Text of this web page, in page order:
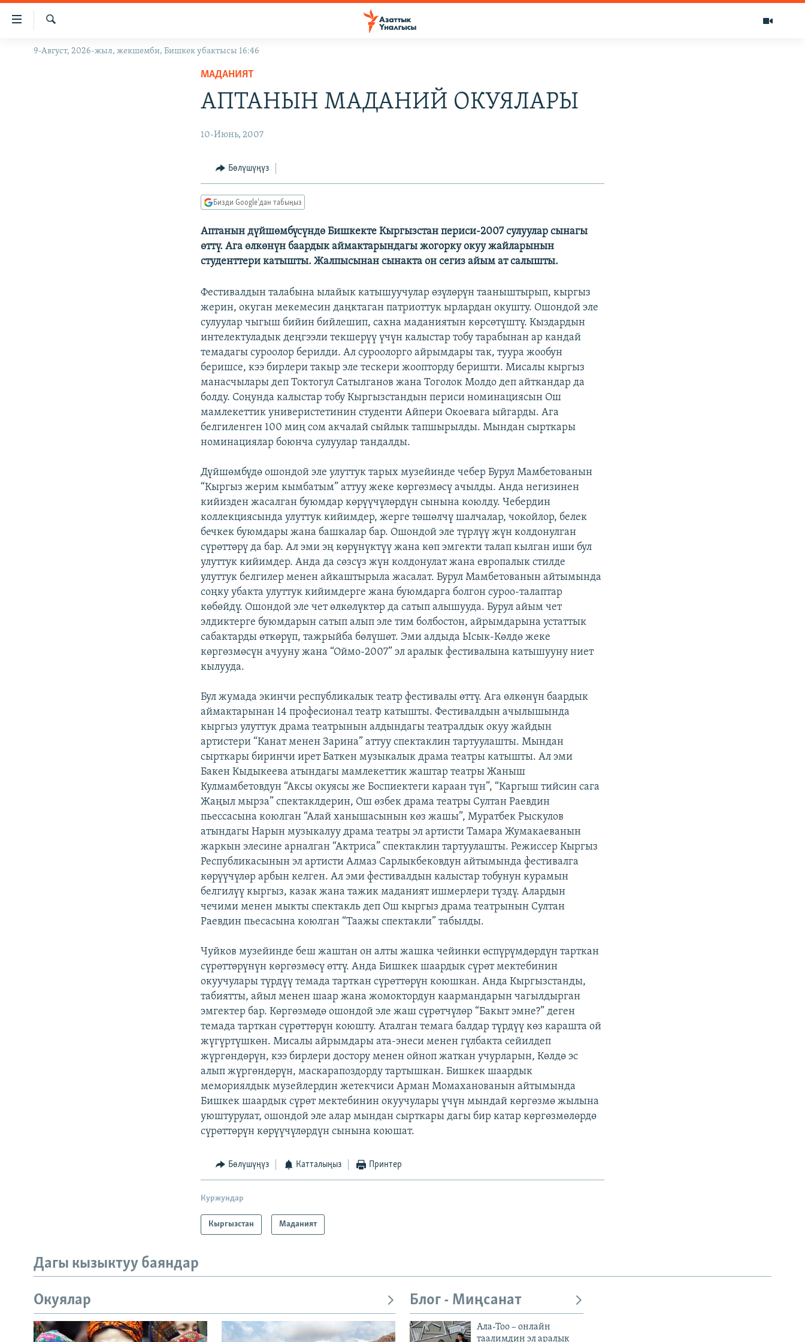
Линктер
Мазмунга
Навигацияга
ЖАҢЫЛЫКТАР
Издөө
9-Август, 2026-жыл, жекшемби, Бишкек убактысы 16:46
МАДАНИЯТ
АПТАНЫН МАДАНИЙ ОКУЯЛАРЫ
10-Июнь, 2007
Бөлүшүңүз
Бизди Google'дан табыңыз
Аптанын дүйшөмбүсүндө Бишкекте Кыргызстан периси-2007 сулуулар сынагы
өттү. Ага өлкөнүн баардык аймактарындагы жогорку окуу жайларынын
студенттери катышты. Жалпысынан сынакта он сегиз айым ат салышты.
Фестивалдын талабына ылайык катышуучулар өзүлөрүн тааныштырып, кыргыз
жерин, окуган мекемесин даңктаган патриоттук ырлардан окушту. Ошондой эле
сулуулар чыгыш бийин бийлешип, сахна маданиятын көрсөтүштү. Кыздардын
интелектуладык деңгээли текшерүү үчүн калыстар тобу тарабынан ар кандай
темадагы суроолор берилди. Ал суроолорго айрымдары так, туура жообун
беришсе, кээ бирлери такыр эле тескери жоопторду беришти. Мисалы кыргыз
манасчылары деп Токтогул Сатылганов жана Тоголок Молдо деп айткандар да
болду. Соңунда калыстар тобу Кыргызстандын периси номинациясын Ош
мамлекеттик универистетинин студенти Айпери Окоевага ыйгарды. Ага
белгиленген 100 миң сом акчалай сыйлык тапшырылды. Мындан сырткары
номинациялар боюнча сулуулар тандалды.
Дүйшөмбүдө ошондой эле улуттук тарых музейинде чебер Бурул Мамбетованын
“Кыргыз жерим кымбатым” аттуу жеке көргөзмөсү ачылды. Анда негизинен
кийизден жасалган буюмдар көрүүчүлөрдүн сынына коюлду. Чебердин
коллекциясында улуттук кийимдер, жерге төшөлчү шалчалар, чокойлор, белек
бечкек буюмдары жана башкалар бар. Ошондой эле түрлүү жүн колдонулган
сүрөттөрү да бар. Ал эми эң көрүнүктүү жана көп эмгекти талап кылган иши бул
улуттук кийимдер. Анда да сөзсүз жүн колдонулат жана европалык стилде
улуттук белгилер менен айкаштырыла жасалат. Бурул Мамбетованын айтымында
соңку убакта улуттук кийимдерге жана буюмдарга болгон суроо-талаптар
көбөйдү. Ошондой эле чет өлкөлүктөр да сатып алышууда. Бурул айым чет
элдиктерге буюмдарын сатып алып эле тим болбостон, айрымдарына устаттык
сабактарды өткөрүп, тажрыйба бөлүшөт. Эми алдыда Ысык-Көлдө жеке
көргөзмөсүн ачууну жана “Оймо-2007” эл аралык фестивалына катышууну ниет
кылууда.
Бул жумада экинчи республикалык театр фестивалы өттү. Ага өлкөнүн баардык
аймактарынан 14 професионал театр катышты. Фестивалдын ачылышында
кыргыз улуттук драма театрынын алдындагы театралдык окуу жайдын
артистери “Канат менен Зарина” аттуу спектаклин тартуулашты. Мындан
сырткары биринчи ирет Баткен музыкалык драма театры катышты. Ал эми
Бакен Кыдыкеева атындагы мамлекеттик жаштар театры Жаныш
Кулмамбетовдун “Аксы окуясы же Боспиектеги караан түн”, “Каргыш тийсин сага
Жаңыл мырза” спектаклдерин, Ош өзбек драма театры Султан Раевдин
пьессасына коюлган “Алай ханышасынын көз жашы”, Муратбек Рыскулов
атындагы Нарын музыкалуу драма театры эл артисти Тамара Жумакаеванын
жаркын элесине арналган “Актриса” спектаклин тартуулашты. Режиссер Кыргыз
Республикасынын эл артисти Алмаз Сарлыкбековдун айтымында фестивалга
көрүүчүлөр арбын келген. Ал эми фестивалдын калыстар тобунун курамын
белгилүү кыргыз, казак жана тажик маданият ишмерлери түздү. Алардын
чечими менен мыкты спектакль деп Ош кыргыз драма театрынын Султан
Раевдин пьесасына коюлган “Таажы спектакли” табылды.
Чуйков музейинде беш жаштан он алты жашка чейинки өспүрүмдөрдүн тарткан
сүрөттөрүнүн көргөзмөсү өттү. Анда Бишкек шаардык сүрөт мектебинин
окуучулары түрдүү темада тарткан сүрөттөрүн коюшкан. Анда Кыргызстанды,
табиятты, айыл менен шаар жана жомоктордун каармандарын чагылдырган
эмгектер бар. Көргөзмөдө ошондой эле жаш сүрөтчүлөр “Бакыт эмне?” деген
темада тарткан сүрөттөрүн коюшту. Аталган темага балдар түрдүү көз карашта ой
жүгүртүшкөн. Мисалы айрымдары ата-энеси менен гүлбакта сейилдеп
жүргөндөрүн, кээ бирлери достору менен ойноп жаткан учурларын, Көлдө эс
алып жүргөндөрүн, маскарапоздорду тартышкан. Бишкек шаардык
мемориялдык музейлердин жетекчиси Арман Момаханованын айтымында
Бишкек шаардык сүрөт мектебинин окуучулары үчүн мындай көргөзмө жылына
уюштурулат, ошондой эле алар мындан сырткары дагы бир катар көргөзмөлөрдө
сүрөттөрүн көрүүчүлөрдүн сынына коюшат.
Бөлүшүңүз Катталыңыз Принтер
Куржундар
Кыргызстан Маданият
Дагы кызыктуу баяндар
Окуялар Блог - Миңсанат
Ала-Тоо – онлайн
таалимдин эл аралык